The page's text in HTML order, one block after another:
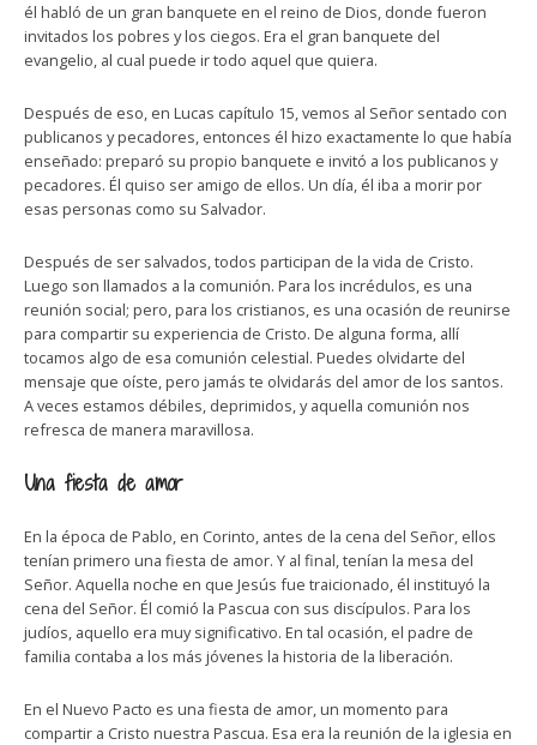
él habló de un gran banquete en el reino de Dios, donde fueron
invitados los pobres y los ciegos. Era el gran banquete del
evangelio, al cual puede ir todo aquel que quiera.
Después de eso, en Lucas capítulo 15, vemos al Señor sentado con
publicanos y pecadores, entonces él hizo exactamente lo que había
enseñado: preparó su propio banquete e invitó a los publicanos y
pecadores. Él quiso ser amigo de ellos. Un día, él iba a morir por
esas personas como su Salvador.
Después de ser salvados, todos participan de la vida de Cristo.
Luego son llamados a la comunión. Para los incrédulos, es una
reunión social; pero, para los cristianos, es una ocasión de reunirse
para compartir su experiencia de Cristo. De alguna forma, allí
tocamos algo de esa comunión celestial. Puedes olvidarte del
mensaje que oíste, pero jamás te olvidarás del amor de los santos.
A veces estamos débiles, deprimidos, y aquella comunión nos
refresca de manera maravillosa.
Una fiesta de amor
En la época de Pablo, en Corinto, antes de la cena del Señor, ellos
tenían primero una fiesta de amor. Y al final, tenían la mesa del
Señor. Aquella noche en que Jesús fue traicionado, él instituyó la
cena del Señor. Él comió la Pascua con sus discípulos. Para los
judíos, aquello era muy significativo. En tal ocasión, el padre de
familia contaba a los más jóvenes la historia de la liberación.
En el Nuevo Pacto es una fiesta de amor, un momento para
compartir a Cristo nuestra Pascua. Esa era la reunión de la iglesia en